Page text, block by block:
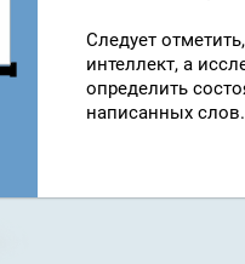
Следует
интеллект, а
определить
написанных слов.